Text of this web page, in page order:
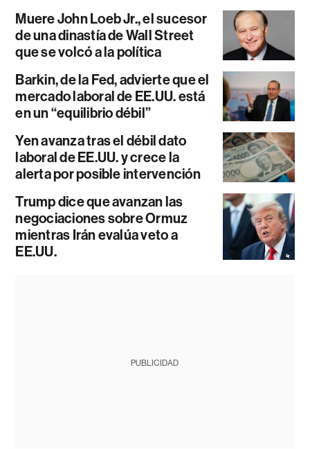
Muere John Loeb Jr., el sucesor
de una dinastía de Wall Street
que se volcó a la política
Barkin, de la Fed, advierte que el
mercado laboral de EE.UU. está
en un “equilibrio débil”
Yen avanza tras el débil dato
laboral de EE.UU. y crece la
alerta por posible intervención
Trump dice que avanzan las
negociaciones sobre Ormuz
mientras Irán evalúa veto a
EE.UU.
PUBLICIDAD